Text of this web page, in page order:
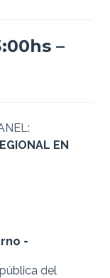
–
EN
-
del